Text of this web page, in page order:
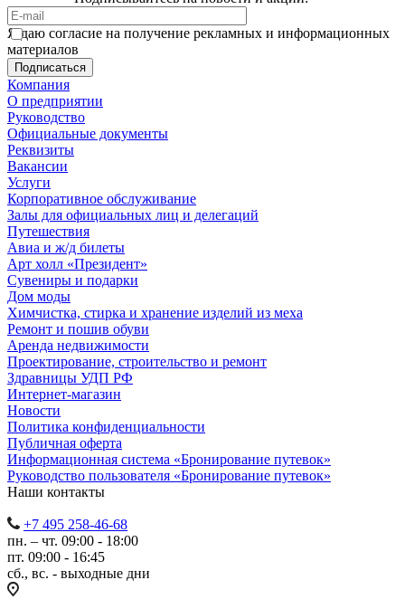
Я даю согласие на получение рекламных и информационных
материалов
Компания
О предприятии
Руководство
Официальные документы
Реквизиты
Вакансии
Услуги
Корпоративное обслуживание
Залы для официальных лиц и делегаций
Путешествия
Авиа и ж/д билеты
Арт холл «Президент»
Сувениры и подарки
Дом моды
Химчистка, стирка и хранение изделий из меха
Ремонт и пошив обуви
Аренда недвижимости
Проектирование, строительство и ремонт
Здравницы УДП РФ
Интернет-магазин
Новости
Политика конфиденциальности
Публичная оферта
Информационная система «Бронирование путевок»
Руководство пользователя «Бронирование путевок»
Наши контакты
+7 495 258-46-68
пн. – чт. 09:00 - 18:00
пт. 09:00 - 16:45
сб., вс. - выходные дни